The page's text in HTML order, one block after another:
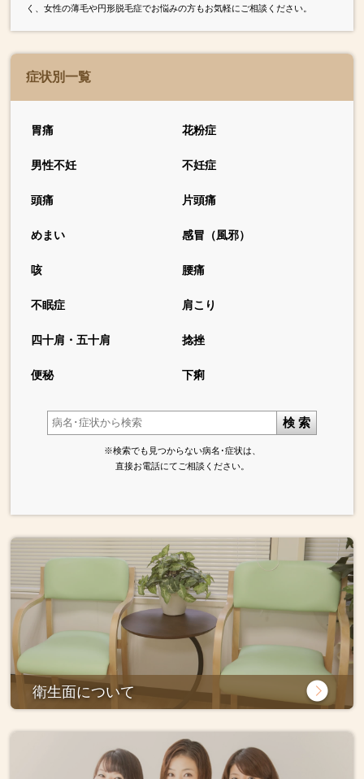
く、女性の薄毛や円形脱毛症でお悩みの方もお気軽にご相談ください。
症状別一覧
胃痛 花粉症
男性不妊 不妊症
頭痛 片頭痛
めまい 感冒（風邪）
咳 腰痛
不眠症 肩こり
四十肩・五十肩 捻挫
便秘 下痢
検 索
※検索でも見つからない病名･症状は、
直接お電話にてご相談ください。
衛生面について